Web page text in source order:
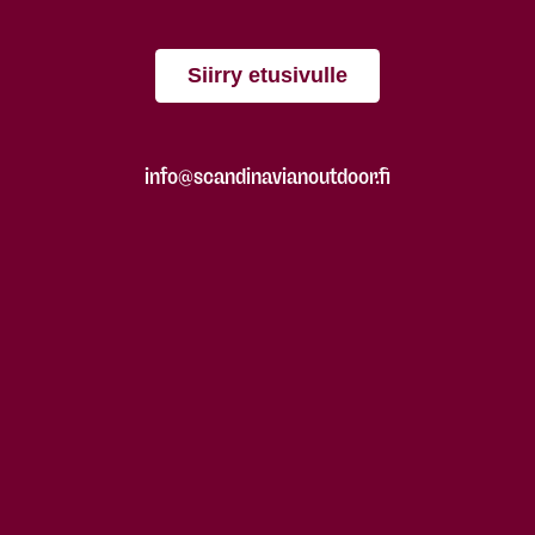
Siirry etusivulle
info@scandinavianoutdoor.fi